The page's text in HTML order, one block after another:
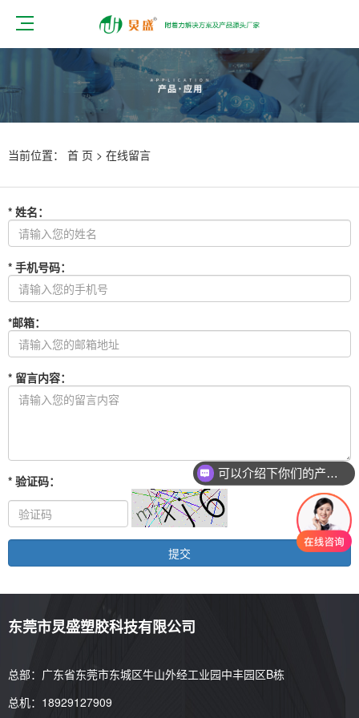
当前位置： 首 页 > 在线留言
* 姓名：
* 手机号码：
*邮箱：
* 留言内容：
* 验证码：
东莞市炅盛塑胶科技有限公司
总部：广东省东莞市东城区牛山外经工业园中丰园区B栋
总机：18929127909
可以介绍下你们的产品么？